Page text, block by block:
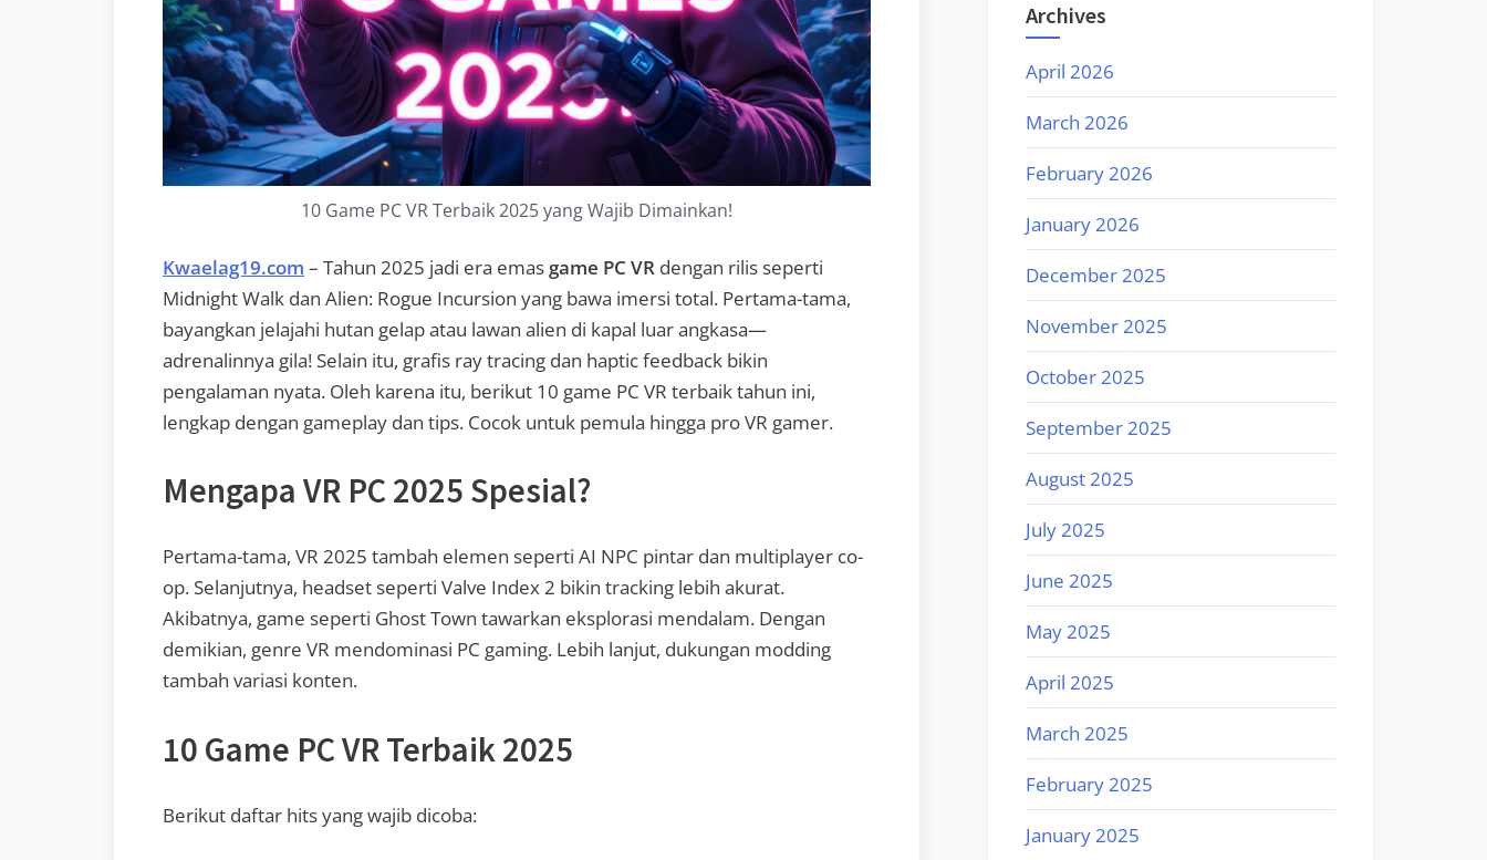
10 Game PC VR Terbaik 2025 yang Wajib Dimainkan!
Kwaelag19.com – Tahun 2025 jadi era emas game PC VR dengan rilis seperti
Midnight Walk dan Alien: Rogue Incursion yang bawa imersi total. Pertama-tama,
bayangkan jelajahi hutan gelap atau lawan alien di kapal luar angkasa—
adrenalinnya gila! Selain itu, grafis ray tracing dan haptic feedback bikin
pengalaman nyata. Oleh karena itu, berikut 10 game PC VR terbaik tahun ini,
lengkap dengan gameplay dan tips. Cocok untuk pemula hingga pro VR gamer.
Mengapa VR PC 2025 Spesial?
Pertama-tama, VR 2025 tambah elemen seperti AI NPC pintar dan multiplayer co-
op. Selanjutnya, headset seperti Valve Index 2 bikin tracking lebih akurat.
Akibatnya, game seperti Ghost Town tawarkan eksplorasi mendalam. Dengan
demikian, genre VR mendominasi PC gaming. Lebih lanjut, dukungan modding
tambah variasi konten.
10 Game PC VR Terbaik 2025
Berikut daftar hits yang wajib dicoba:
Archives
April 2026
March 2026
February 2026
January 2026
December 2025
November 2025
October 2025
September 2025
August 2025
July 2025
June 2025
May 2025
April 2025
March 2025
February 2025
January 2025